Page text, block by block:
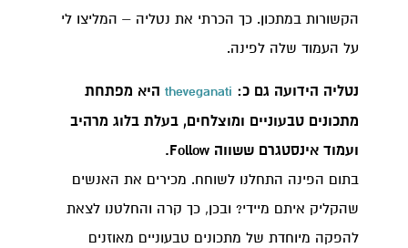
הקשורות במתכון. כך הכרתי את נטליה – המליצו לי
על העמוד שלה לפינה.
נטליה הידועה גם כ: theveganati היא מפתחת
מתכונים טבעוניים ומוצלחים, בעלת בלוג מרהיב
ועמוד אינסטגרם ששווה Follow.
בתום הפינה התחלנו לשוחח. מכירים את האנשים
שהקליק איתם מיידי? ובכן, כך קרה והחלטנו לצאת
להפקה מיוחדת של מתכונים טבעוניים מאוזנים